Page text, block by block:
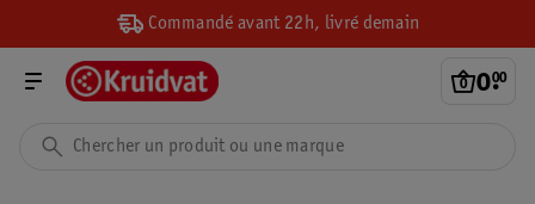
Commandé avant 22h, livré demain
0.
00